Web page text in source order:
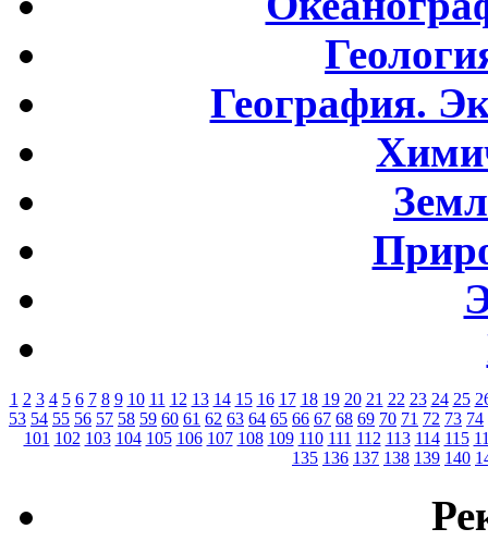
География.
1 2 3 4 5 6 7 8 9 10 11 12 13 14 15 16 17 18 19 20 21 22 23 24 25
53 54 55 56 57 58 59 60 61 62 63 64 65 66 67 68 69 70 71 72 73 74
101 102 103 104 105 106 107 108 109 110 111 112 113 114 115
135 136 137 138 139 140